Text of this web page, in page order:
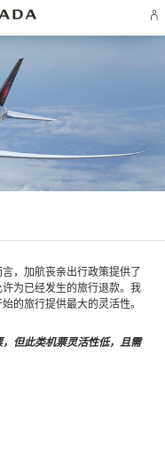
登
录
，加航丧亲出行政策提供了
为已经发生的旅行退款。我
的旅行提供最大的灵活性。
但此类机票灵活性低，且需